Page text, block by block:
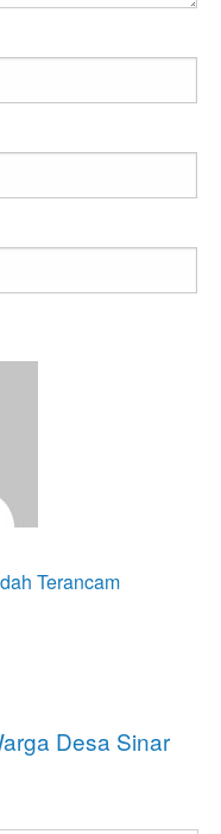
Terancam
Desa Sinar